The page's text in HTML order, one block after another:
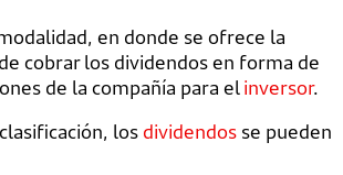
en donde se ofrece la
cobrar los dividendos en forma de
de la compañía para elinversor.
los dividendos se pueden